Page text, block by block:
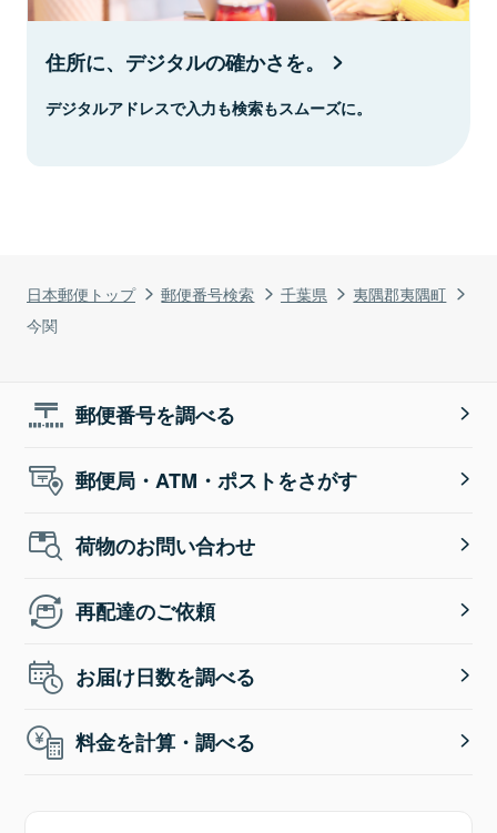
日本郵便トップ 郵便番号検索 千葉県
夷隅郡夷隅町
今関
住所に、デジタルの確かさを。
デジタルアドレスで入力も検索もスムーズに。
郵便番号を調べる
郵便局・ATM・ポストをさがす
荷物のお問い合わせ
再配達のご依頼
お届け日数を調べる
料金を計算・調べる